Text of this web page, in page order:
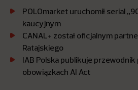
POLOmarket uruchomił serial
kaucyjnym
CANAL+ został oficjalnym
Ratajskiego
IAB Polska publikuje
obowiązkach AI Act